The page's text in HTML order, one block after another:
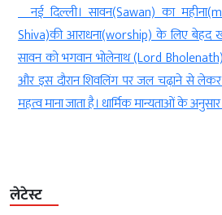
नई दिल्ली। सावन(Sawan) का
Shiva)की आराधना(worship) के लिए बेहद
सावन को भगवान भोलेनाथ (Lord
और इस दौरान शिवलिंग पर जल चढ़ाने से
महत्व माना जाता है। धार्मिक मान्यताओं के
लेटेस्ट